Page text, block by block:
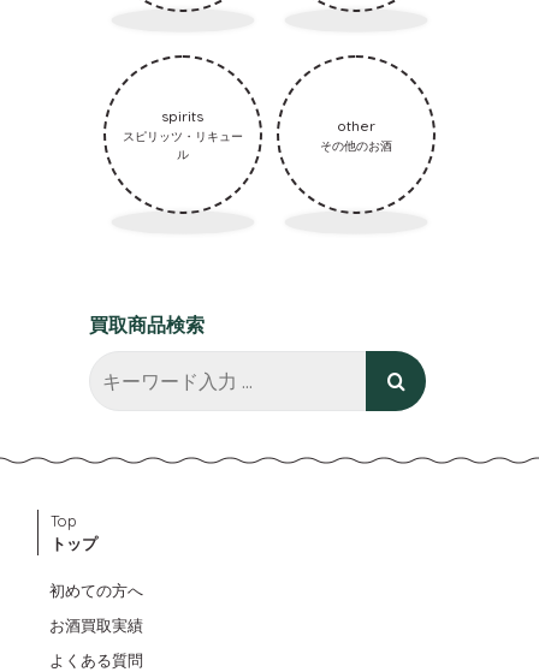
spirits
スピリッツ・リキュー
ル
other
その他のお酒
買取商品検索
Top
トップ
初めての方へ
お酒買取実績
よくある質問